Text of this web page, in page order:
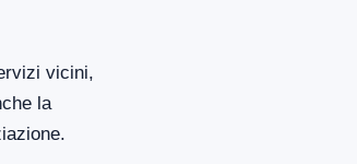
vicini,
la